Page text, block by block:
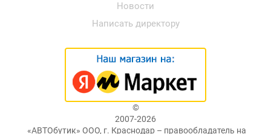
Новости
Написать директору
©
2007-2026
«АВТОбутик» ООО, г. Краснодар – правообладатель на